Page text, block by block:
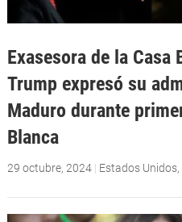
Exasesora de la Casa
Trump expresó su
Maduro durante
Blanca
29 octubre, 2024| Estados Unidos,